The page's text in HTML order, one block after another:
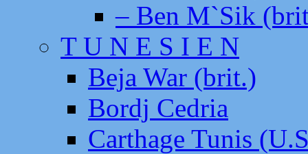
– Ben M`Sik
T U N E S I E N
Beja War (brit.)
Bordj Cedria
Carthage Tunis